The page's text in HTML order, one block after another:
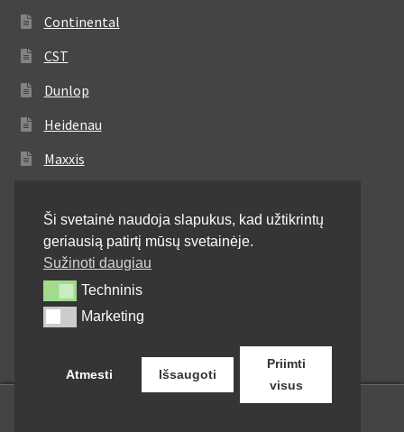
Continental
CST
Dunlop
Heidenau
Maxxis
Michelin
Mitas
Pirelli
Shinko
Ši svetainė naudoja slapukus, kad užtikrintų
geriausią patirtį mūsų svetainėje.
Sužinoti daugiau
TechninisTechninis
MarketingMarketing
Atmesti Išsaugoti
Priimti
visus